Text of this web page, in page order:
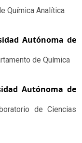
Química Analítica
Autónoma de
de Química
Autónoma de
de Ciencias